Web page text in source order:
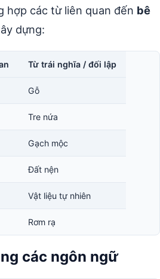
hợp các từ liên quan đến bê
dựng:
Từ trái nghĩa / đối lập
Gỗ
Tre nứa
Gạch mộc
Đất nện
Vật liệu tự nhiên
Rơm rạ
các ngôn ngữ